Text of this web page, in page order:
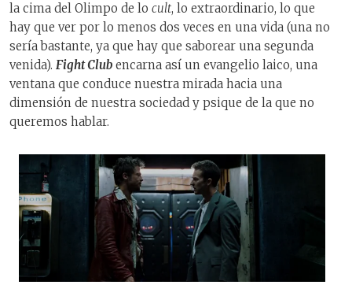
la cima del Olimpo de lo cult, lo extraordinario, lo que
hay que ver por lo menos dos veces en una vida (una no
sería bastante, ya que hay que saborear una segunda
venida). Fight Club encarna así un evangelio laico, una
ventana que conduce nuestra mirada hacia una
dimensión de nuestra sociedad y psique de la que no
queremos hablar.